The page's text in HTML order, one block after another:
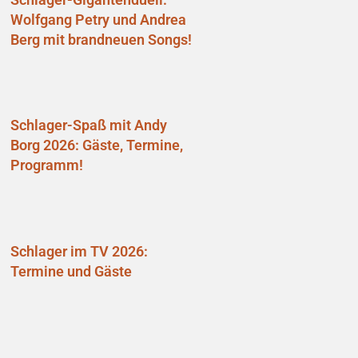
Wolfgang Petry und Andrea
Berg mit brandneuen Songs!
Schlager-Spaß mit Andy
Borg 2026: Gäste, Termine,
Programm!
Schlager im TV 2026:
Termine und Gäste